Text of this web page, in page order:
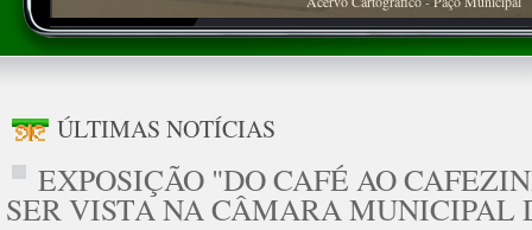
ÚLTIMAS NOTÍCIAS
EXPOSIÇÃO "DO CAFÉ AO
SER VISTA NA CÂMARA MUNICIPAL